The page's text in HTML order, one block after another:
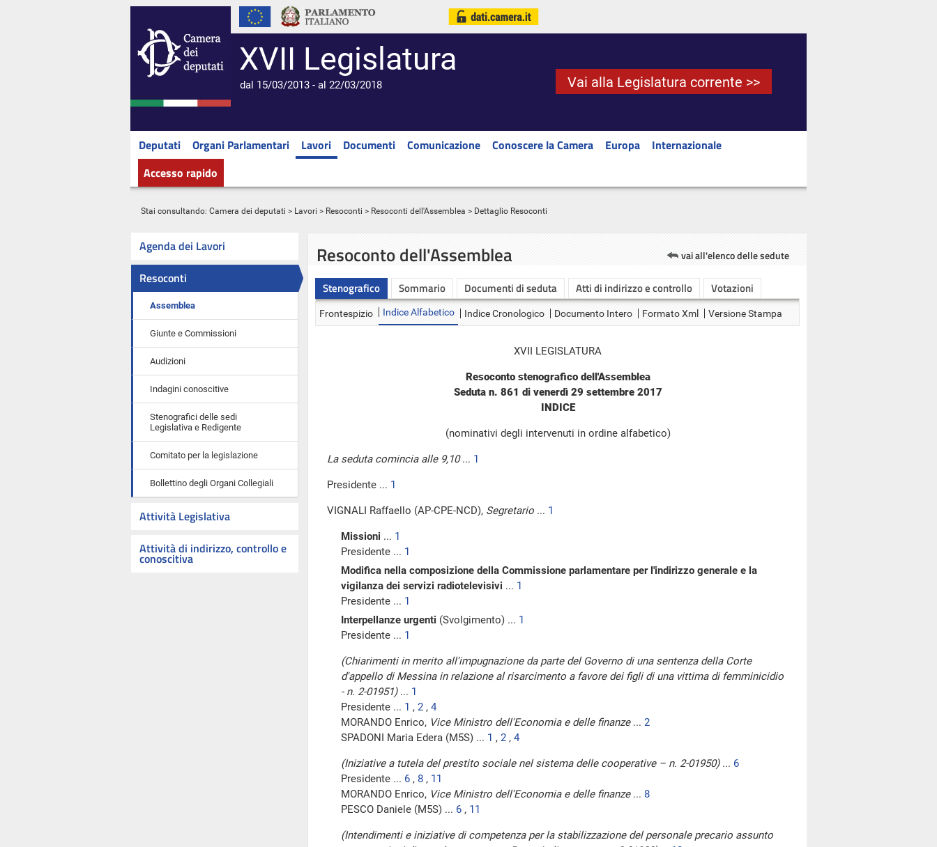
XVII Legislatura
dal 15/03/2013 - al 22/03/2018 Vai alla Legislatura corrente >>
Deputati Organi Parlamentari Lavori Documenti Comunicazione Conoscere la Camera Europa
Internazionale
Accesso rapido
Stai consultando: Camera dei deputati > Lavori > Resoconti > Resoconti dell'Assemblea > Dettaglio Resoconti
Agenda dei Lavori
Resoconti
Assemblea
Giunte e Commissioni
Audizioni
Indagini conoscitive
Stenografici delle sedi
Legislativa e Redigente
Comitato per la legislazione
Bollettino degli Organi Collegiali
Attività Legislativa
Attività di indirizzo, controllo e
conoscitiva
Resoconto dell'Assemblea vai all'elenco delle sedute
Stenografico Sommario Documenti di seduta Atti di indirizzo e controllo Votazioni
Frontespizio Indice Alfabetico Indice Cronologico Documento Intero Formato Xml Versione Stampa
XVII LEGISLATURA
Resoconto stenografico dell'Assemblea
Seduta n. 861 di venerdì 29 settembre 2017
INDICE
(nominativi degli intervenuti in ordine alfabetico)
La seduta comincia alle 9,10... 1
Presidente ... 1
VIGNALI Raffaello (AP-CPE-NCD), Segretario ... 1
Missioni ... 1
Presidente ... 1
Modifica nella composizione della Commissione parlamentare per l'indirizzo generale e la
vigilanza dei servizi radiotelevisivi ... 1
Presidente ... 1
Interpellanze urgenti (Svolgimento) ... 1
Presidente ... 1
(Chiarimenti in merito all'impugnazione da parte del Governo di una sentenza della Corte
d'appello di Messina in relazione al risarcimento a favore dei figli di una vittima di femminicidio
- n. 2-01951)... 1
Presidente ... 1 , 2 , 4
MORANDO Enrico, Vice Ministro dell'Economia e delle finanze... 2
SPADONI Maria Edera (M5S) ... 1 , 2 , 4
(Iniziative a tutela del prestito sociale nel sistema delle cooperative – n. 2-01950)... 6
Presidente ... 6 , 8 , 11
MORANDO Enrico, Vice Ministro dell'Economia e delle finanze... 8
PESCO Daniele (M5S) ... 6 , 11
(Intendimenti e iniziative di competenza per la stabilizzazione del personale precario assunto